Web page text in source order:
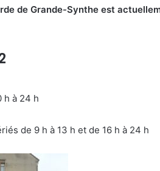
de Grande-Synthe est
h à 24 h
de 9 h à 13 h et de 16 h à 24 h